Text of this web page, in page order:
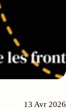
13 Avr 2026